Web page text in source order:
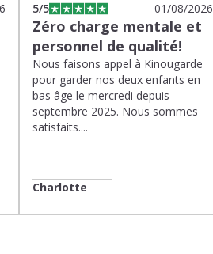
5/5 01/08/2026
Zéro charge mentale et
personnel de qualité!
Nous faisons appel à Kinougarde
pour garder nos deux enfants en
bas âge le mercredi depuis
septembre 2025. Nous sommes
satisfaits....
Charlotte